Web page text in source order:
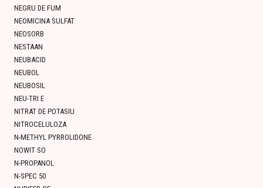
NEGRU DE FUM
NEOMICINA SULFAT
NEOSORB
NESTAAN
NEUBACID
NEUBOL
NEUBOSIL
NEU-TRI E
NITRAT DE POTASIU
NITROCELULOZA
N-METHYL PYRROLIDONE
NOWIT SO
N-PROPANOL
N-SPEC 50